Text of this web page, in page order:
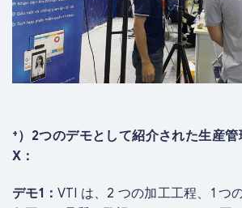
⁺）2つのデモとして紹介された生産
X：
デモ1：VTI は、2 つの加工工程、1 つ